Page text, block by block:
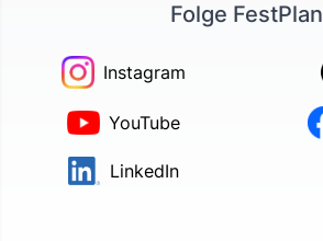
Folge FestPlan
Instagram
YouTube
LinkedIn